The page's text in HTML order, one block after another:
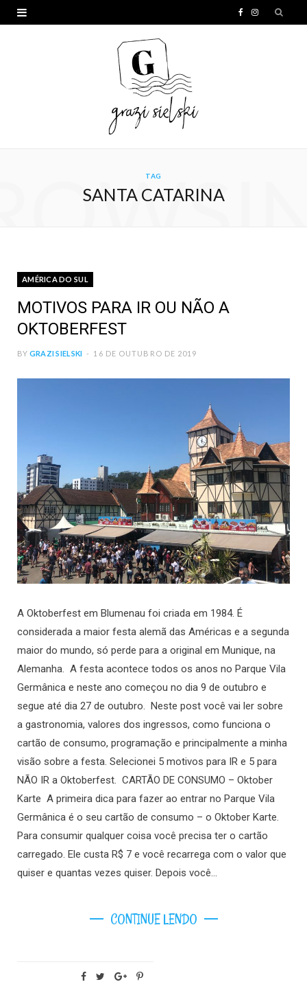
I
TAG
SANTA CATARINA
AMÉRICA DO SUL
MOTIVOS PARA IR OU NÃO A
OKTOBERFEST
BY GRAZI SIELSKI 16 DE OUTUBRO DE 2019
A Oktoberfest em Blumenau foi criada em 1984. É
considerada a maior festa alemã das Américas e a segunda
maior do mundo, só perde para a original em Munique, na
Alemanha. A festa acontece todos os anos no Parque Vila
Germânica e neste ano começou no dia 9 de outubro e
segue até dia 27 de outubro. Neste post você vai ler sobre
a gastronomia, valores dos ingressos, como funciona o
cartão de consumo, programação e principalmente a minha
visão sobre a festa. Selecionei 5 motivos para IR e 5 para
NÃO IR a Oktoberfest. CARTÃO DE CONSUMO – Oktober
Karte A primeira dica para fazer ao entrar no Parque Vila
Germânica é o seu cartão de consumo – o Oktober Karte.
Para consumir qualquer coisa você precisa ter o cartão
carregado. Ele custa R$ 7 e você recarrega com o valor que
quiser e quantas vezes quiser. Depois você…
CONTINUE LENDO